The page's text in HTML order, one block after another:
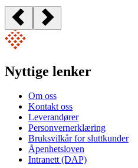
Nyttige lenker
Om oss
Kontakt oss
Leverandører
Personvernerklæring
Bruksvilkår for sluttkunder
Åpenhetsloven
Intranett (DAP)